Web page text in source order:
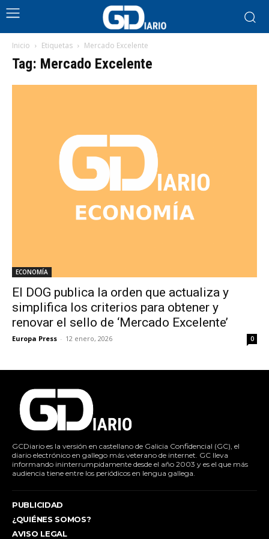
Inicio Etiquetas Mercado Excelente
Tag: Mercado Excelente
ECONOMÍA
El DOG publica la orden que actualiza y
simplifica los criterios para obtener y
renovar el sello de ‘Mercado Excelente’
Europa Press - 12 enero, 2026 0
GCDiario es la versión en castellano de Galicia Confidencial (GC), el
diario electrónico en gallego más veterano de internet. GC lleva
informando ininterrumpidamente desde el año 2003 y es el que más
audiencia tiene entre los periódicos en lengua gallega.
PUBLICIDAD
¿QUIÉNES SOMOS?
AVISO LEGAL